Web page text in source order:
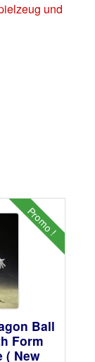
und
Promo !
Ball
Form
( New